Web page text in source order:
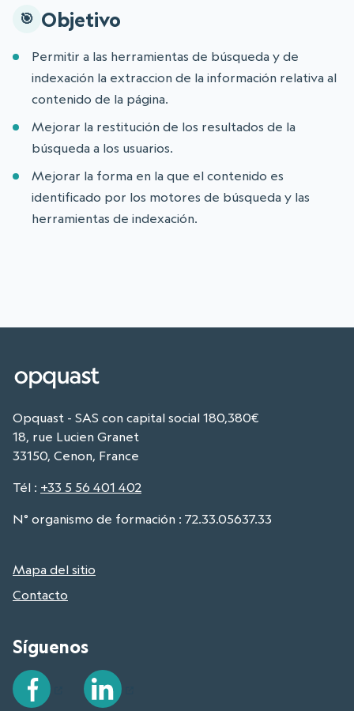
Objetivo
Permitir a las herramientas de búsqueda y de
indexación la extraccion de la información relativa al
contenido de la página.
Mejorar la restitución de los resultados de la
búsqueda a los usuarios.
Mejorar la forma en la que el contenido es
identificado por los motores de búsqueda y las
herramientas de indexación.
Opquast - SAS con capital social 180,380€
18, rue Lucien Granet
33150, Cenon, France
Tél : +33 5 56 401 402
N° organismo de formación : 72.33.05637.33
Mapa del sitio
Contacto
Síguenos
Facebook